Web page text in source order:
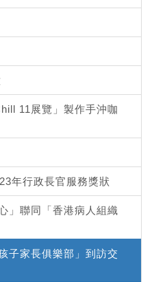
11展覽」製作手沖咖
年行政長官服務獎狀
」聯同「香港病人組織
子家長俱樂部」到訪交